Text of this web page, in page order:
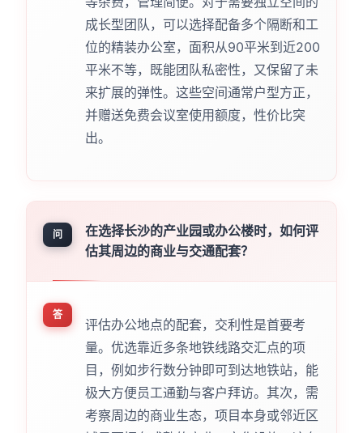
成长型团队，可以选择配备多个隔断和工
位的精装办公室，面积从90平米到近200
平米不等，既能团队私密性，又保留了未
来扩展的弹性。这些空间通常户型方正，
并赠送免费会议室使用额度，性价比突
出。
问
在选择长沙的产业园或办公楼时，如何评
估其周边的商业与交通配套？
答
评估办公地点的配套，交利性是首要考
量。优选靠近多条地铁线路交汇点的项
目，例如步行数分钟即可到达地铁站，能
极大方便员工通勤与客户拜访。其次，需
考察周边的商业生态，项目本身或邻近区